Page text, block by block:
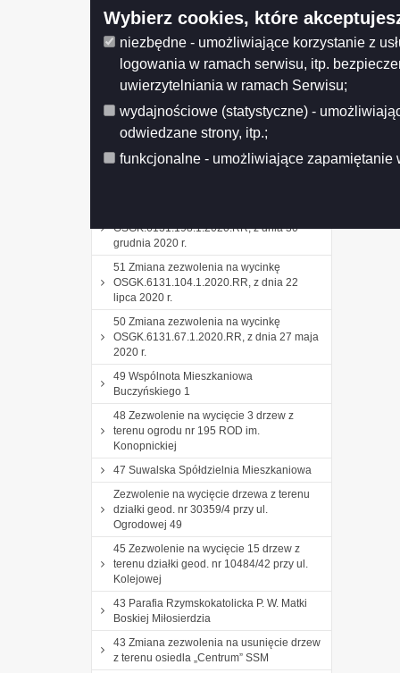
Wybierz cookies, które
niezbędne - umożliwiające korzystanie z
logowania w ramach serwisu, itp.
uwierzytelniania w ramach Serwisu;
wydajnościowe (statystyczne) -
odwiedzane strony, itp.;
funkcjonalne - umożliwiające zapamiętanie
57 Agencja Mienia Wojskowego Oddział
Regionalny w Olsztynie
56 Agencja Mienia Wojskowego Oddział
Regionalny w Olsztynie
55 „BUDIMEX” SA Oddział Usług
Sprzętowych w Pruszkowie
54 „PADMA ART” Sp z o. o. sp. k.
OSGK.6131.198.1.2020.RR, z dnia 30
grudnia 2020 r.
51 Zmiana zezwolenia na wycinkę
OSGK.6131.104.1.2020.RR, z dnia 22
lipca 2020 r.
50 Zmiana zezwolenia na wycinkę
OSGK.6131.67.1.2020.RR, z dnia 27 maja
2020 r.
49 Wspólnota Mieszkaniowa
Buczyńskiego 1
48 Zezwolenie na wycięcie 3 drzew z
terenu ogrodu nr 195 ROD im.
Konopnickiej
47 Suwalska Spółdzielnia Mieszkaniowa
Zezwolenie na wycięcie drzewa z terenu
działki geod. nr 30359/4 przy ul.
Ogrodowej 49
45 Zezwolenie na wycięcie 15 drzew z
terenu działki geod. nr 10484/42 przy ul.
Kolejowej
43 Parafia Rzymskokatolicka P. W. Matki
Boskiej Miłosierdzia
43 Zmiana zezwolenia na usunięcie drzew
z terenu osiedla „Centrum” SSM